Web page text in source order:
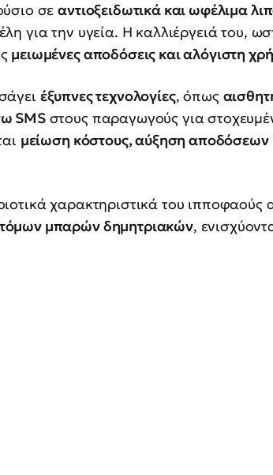
σεαντιοξειδωτικά και ωφέλιμα
για την υγεία. Η καλλιέργειά του,
μειωμένες αποδόσεις και αλόγιστη
έξυπνες τεχνολογίες, όπως
SMSστους παραγωγούς για
μείωση κόστους, αύξηση αποδόσεων
χαρακτηριστικά του ιπποφαούς
μπαρών δημητριακών,